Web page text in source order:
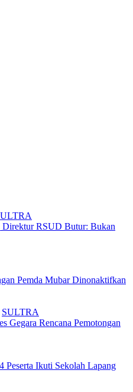
Direktur RSUD Butur: Bukan
Pemda Mubar Dinonaktifkan
SULTRA
Gegara Rencana Pemotongan
Peserta Ikuti Sekolah Lapang